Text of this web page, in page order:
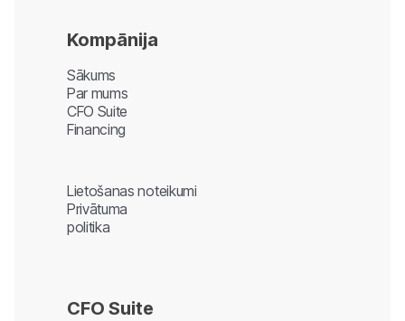
Kompānija
Sākums
Par mums
CFO Suite
Financing
Lietošanas noteikumi
Privātuma
politika
CFO Suite